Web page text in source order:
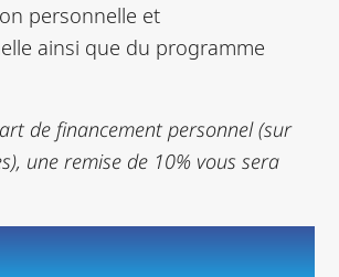
personnelle et
ainsi que du programme
de financement personnel (sur
une remise de 10% vous sera